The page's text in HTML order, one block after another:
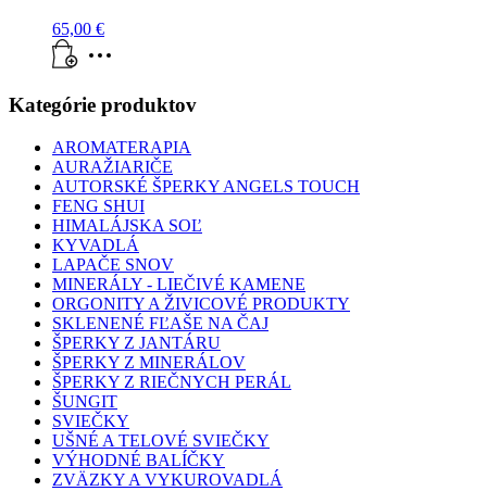
65,00 €
Kategórie produktov
AROMATERAPIA
AURAŽIARIČE
AUTORSKÉ ŠPERKY ANGELS TOUCH
FENG SHUI
HIMALÁJSKA SOĽ
KYVADLÁ
LAPAČE SNOV
MINERÁLY - LIEČIVÉ KAMENE
ORGONITY A ŽIVICOVÉ PRODUKTY
SKLENENÉ FĽAŠE NA ČAJ
ŠPERKY Z JANTÁRU
ŠPERKY Z MINERÁLOV
ŠPERKY Z RIEČNYCH PERÁL
ŠUNGIT
SVIEČKY
UŠNÉ A TELOVÉ SVIEČKY
VÝHODNÉ BALÍČKY
ZVÄZKY A VYKUROVADLÁ